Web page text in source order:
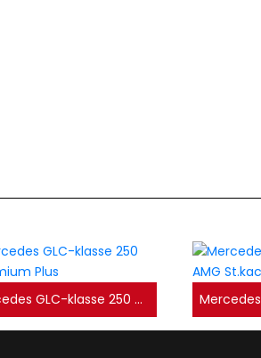
Nieuwstaat Mercedes GLC-klasse 250 AMG 4MATIC Premium Plus